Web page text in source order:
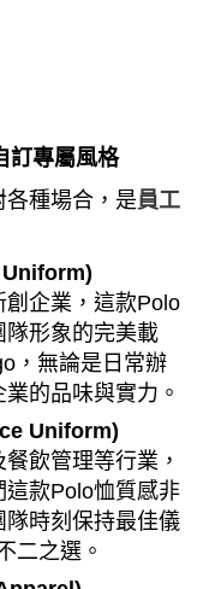
訂專屬風格
種場合，是員工
企業，這款Polo
形象的完美載
，無論是日常辦
的品味與實力。
Uniform)
飲管理等行業，
這款Polo恤質感非
時刻保持最佳儀
二之選。